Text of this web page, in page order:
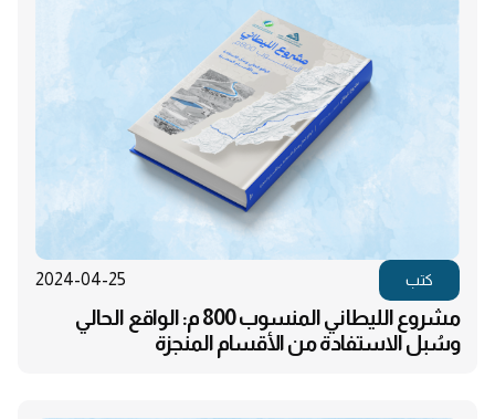
كتب 2024-04-25
مشروع الليطاني المنسوب 800 م: الواقع الحالي
وسُبل الاستفادة من الأقسام المنجزة